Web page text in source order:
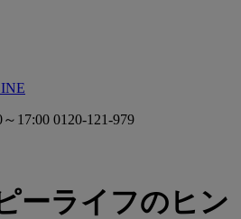
17:00 0120-121-979
ーライフのヒン